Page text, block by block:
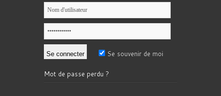
Se souvenir de moi
Mot de passe perdu ?